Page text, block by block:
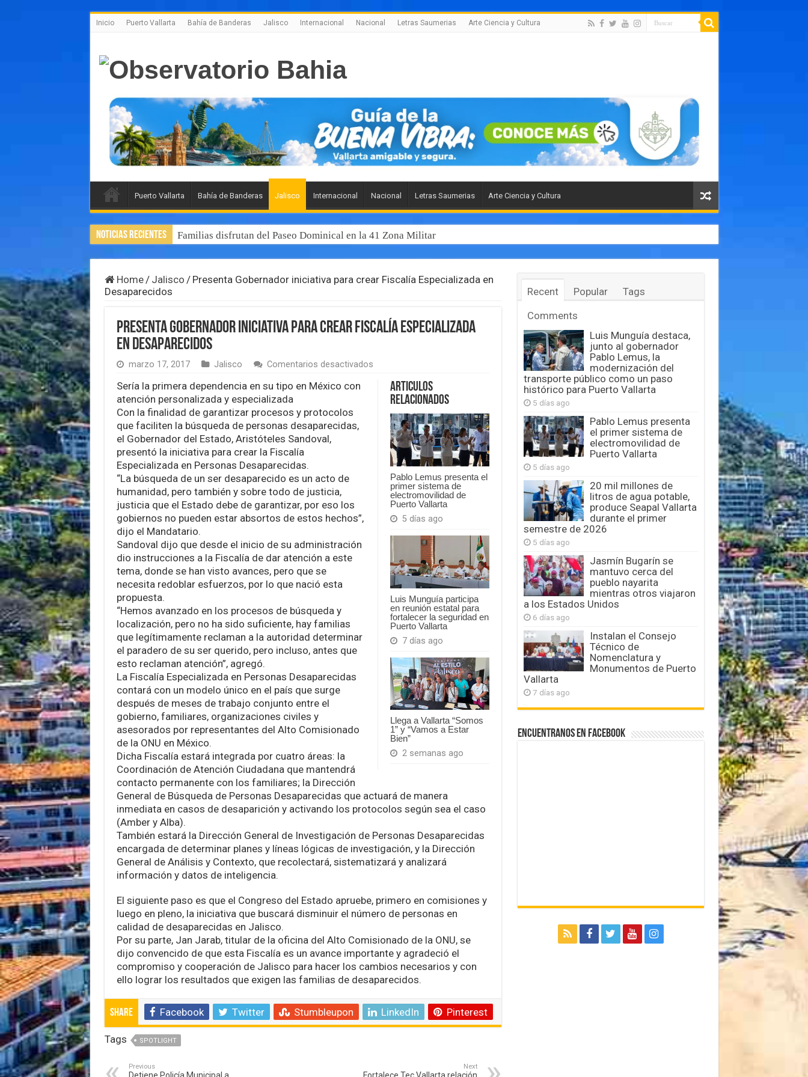
Inicio Puerto Vallarta Bahía de Banderas Jalisco Internacional Nacional Letras Saumerias Arte Ciencia y Cultura
Puerto Vallarta Bahía de Banderas Jalisco Internacional Nacional Letras Saumerias Arte Ciencia y Cultura
Noticias Recientes Familias disfrutan del Paseo Dominical en la 41 Zona Militar
Home / Jalisco / Presenta Gobernador iniciativa para crear Fiscalía Especializada en
Desaparecidos
Presenta Gobernador iniciativa para crear Fiscalía Especializada
en Desaparecidos
marzo 17, 2017 Jalisco Comentarios desactivadosen
Gobernador
iniciativa
crear
Fiscalía
Especializada
Desaparecidos
Articulos
Relacionados
Pablo Lemus presenta el
primer sistema de
electromovilidad de
Puerto Vallarta
5 días ago
Luis Munguía participa
en reunión estatal para
fortalecer la seguridad en
Puerto Vallarta
7 días ago
Llega a Vallarta “Somos
1” y “Vamos a Estar
Bien”
2 semanas ago
Sería la primera dependencia en su tipo en México con
atención personalizada y especializada
Con la finalidad de garantizar procesos y protocolos
que faciliten la búsqueda de personas desaparecidas,
el Gobernador del Estado, Aristóteles Sandoval,
presentó la iniciativa para crear la Fiscalía
Especializada en Personas Desaparecidas.
“La búsqueda de un ser desaparecido es un acto de
humanidad, pero también y sobre todo de justicia,
justicia que el Estado debe de garantizar, por eso los
gobiernos no pueden estar absortos de estos hechos”,
dijo el Mandatario.
Sandoval dijo que desde el inicio de su administración
dio instrucciones a la Fiscalía de dar atención a este
tema, donde se han visto avances, pero que se
necesita redoblar esfuerzos, por lo que nació esta
propuesta.
“Hemos avanzado en los procesos de búsqueda y
localización, pero no ha sido suficiente, hay familias
que legítimamente reclaman a la autoridad determinar
el paradero de su ser querido, pero incluso, antes que
esto reclaman atención”, agregó.
La Fiscalía Especializada en Personas Desaparecidas
contará con un modelo único en el país que surge
después de meses de trabajo conjunto entre el
gobierno, familiares, organizaciones civiles y
asesorados por representantes del Alto Comisionado
de la ONU en México.
Dicha Fiscalía estará integrada por cuatro áreas: la
Coordinación de Atención Ciudadana que mantendrá
contacto permanente con los familiares; la Dirección
General de Búsqueda de Personas Desaparecidas que actuará de manera
inmediata en casos de desaparición y activando los protocolos según sea el caso
(Amber y Alba).
También estará la Dirección General de Investigación de Personas Desaparecidas
encargada de determinar planes y líneas lógicas de investigación, y la Dirección
General de Análisis y Contexto, que recolectará, sistematizará y analizará
información y datos de inteligencia.
El siguiente paso es que el Congreso del Estado apruebe, primero en comisiones y
luego en pleno, la iniciativa que buscará disminuir el número de personas en
calidad de desaparecidas en Jalisco.
Por su parte, Jan Jarab, titular de la oficina del Alto Comisionado de la ONU, se
dijo convencido de que esta Fiscalía es un avance importante y agradeció el
compromiso y cooperación de Jalisco para hacer los cambios necesarios y con
ello lograr los resultados que exigen las familias de desaparecidos.
Share Facebook Twitter Stumbleupon LinkedIn Pinterest
Tags SPOTLIGHT
Previous Next
Recent Popular
Tags
Comments
Luis Munguía destaca,
junto al gobernador
Pablo Lemus, la
modernización del
transporte público como un paso
histórico para Puerto Vallarta
5 días ago
Pablo Lemus presenta
el primer sistema de
electromovilidad de
Puerto Vallarta
5 días ago
20 mil millones de
litros de agua potable,
produce Seapal Vallarta
durante el primer
semestre de 2026
5 días ago
Jasmín Bugarín se
mantuvo cerca del
pueblo nayarita
mientras otros viajaron
a los Estados Unidos
6 días ago
Instalan el Consejo
Técnico de
Nomenclatura y
Monumentos de Puerto
Vallarta
7 días ago
Encuentranos en Facebook